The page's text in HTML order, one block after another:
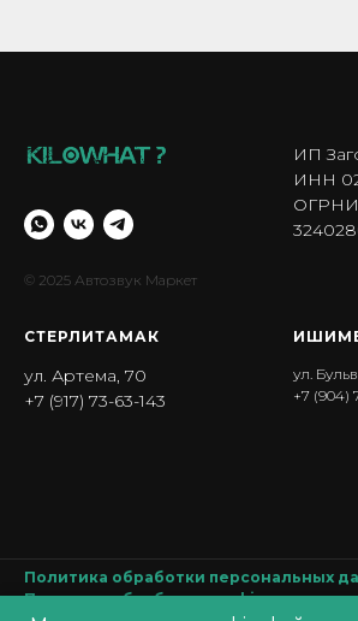
© 2025 Автозвук Маркет
ИП
ИНН
СТЕРЛИТАМАК
ул. Артема, 70
+7 (917) 73-63-143
ул.
+7 (904)
Политика обработки персональных
Политика обработкиcookie